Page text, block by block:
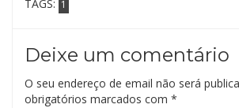
TAGS: 1
Deixe um comentário
O seu endereço de email não será
obrigatórios marcados com *